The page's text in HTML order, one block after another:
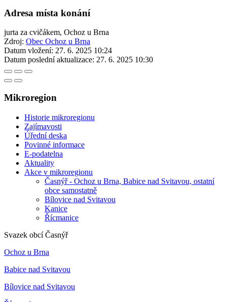
Adresa místa konání
jurta za cvičákem, Ochoz u Brna
Zdroj: Obec Ochoz u Brna
Datum vložení: 27. 6. 2025 10:24
Datum poslední aktualizace: 27. 6. 2025 10:30
Mikroregion
Historie mikroregionu
Zajímavosti
Úřední deska
Povinné informace
E-podatelna
Aktuality
Akce v mikroregionu
Časnýř - Ochoz u Brna, Babice nad Svitavou, ostatní
obce samostatně
Bílovice nad Svitavou
Kanice
Řícmanice
Svazek obcí Časnýř
Ochoz u Brna
Babice nad Svitavou
Bílovice nad Svitavou